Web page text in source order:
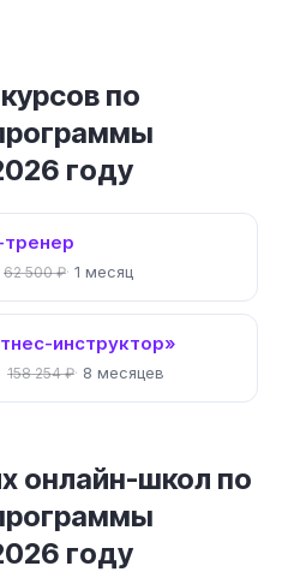
по
году
62 500 ₽ 1 месяц
инструктор»
158 254 ₽ 8 месяцев
онлайн-школ по
году